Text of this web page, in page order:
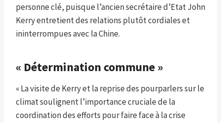
personne clé, puisque l’ancien secrétaire d’Etat John
Kerry entretient des relations plutôt cordiales et
ininterrompues avec la Chine.
« Détermination commune »
« La visite de Kerry et la reprise des pourparlers sur le
climat soulignent l’importance cruciale de la
coordination des efforts pour faire face à la crise